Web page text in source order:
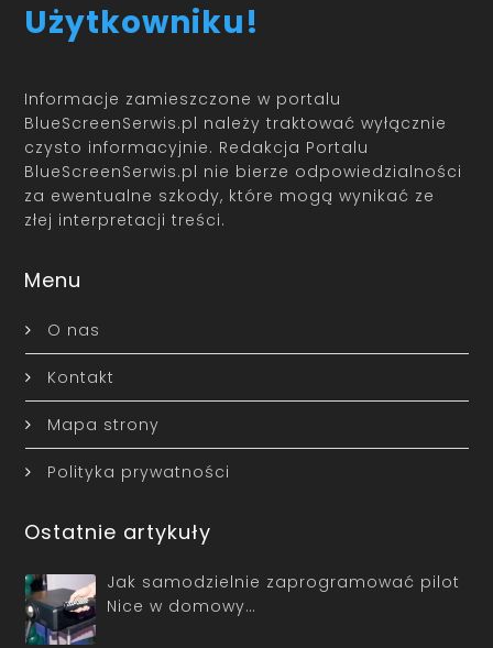
Użytkowniku!
Informacje zamieszczone w portalu
BlueScreenSerwis.pl należy traktować wyłącznie
czysto informacyjnie. Redakcja Portalu
BlueScreenSerwis.pl nie bierze odpowiedzialności
za ewentualne szkody, które mogą wynikać ze
złej interpretacji treści.
Menu
O nas
Kontakt
Mapa strony
Polityka prywatności
Ostatnie artykuły
Jak samodzielnie zaprogramować pilot
Nice w domowy…